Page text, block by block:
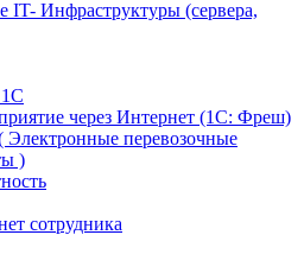
IT- Инфраструктуры (сервера,
через Интернет (1С: Фреш)
перевозочные
)
сотрудника